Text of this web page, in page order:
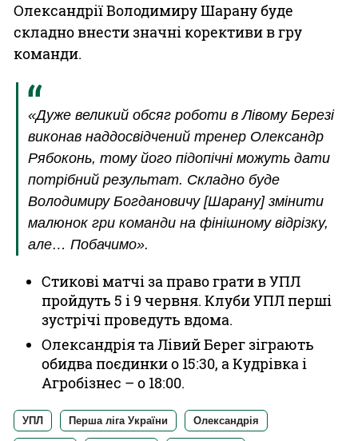
Олександрії Володимиру Шарану буде
складно внести значні корективи в гру
команди.
«Дуже великий обсяг роботи в Лівому Березі
виконав наддосвідчений тренер Олександр
Рябоконь, тому його підопічні можуть дати
потрібний результат. Складно буде
Володимиру Богдановичу [Шарану] змінити
малюнок гри команди на фінішному відрізку,
але… Побачимо».
Стикові матчі за право грати в УПЛ
пройдуть 5 і 9 червня. Клуби УПЛ перші
зустрічі проведуть вдома.
Олександрія та Лівий Берег зіграють
обидва поєдинки о 15:30, а Кудрівка і
Агробізнес – о 18:00.
УПЛ Перша ліга України Олександрія